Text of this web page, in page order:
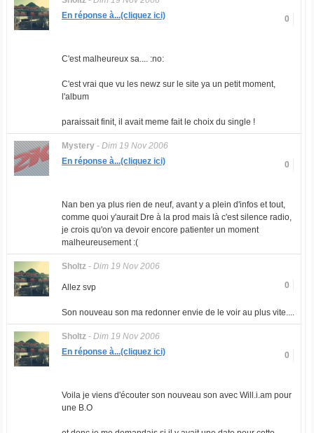
0
En réponse à...(cliquez ici)
C'est malheureux sa.... :no:
C'est vrai que vu les newz sur le site ya un petit moment,
l'album
paraissait finit, il avait meme fait le choix du single !
Mystery- Dim 19 Nov 2006
0
En réponse à...(cliquez ici)
Nan ben ya plus rien de neuf, avant y a plein d'infos et tout,
comme quoi y'aurait Dre à la prod mais là c'est silence radio,
je crois qu'on va devoir encore patienter un moment
malheureusement :(
Sholtz- Dim 19 Nov 2006
0
Allez svp
Son nouveau son ma redonner envie de le voir au plus vite....
Sholtz- Dim 19 Nov 2006
0
En réponse à...(cliquez ici)
Voila je viens d'écouter son nouveau son avec Will.i.am pour
une B.O